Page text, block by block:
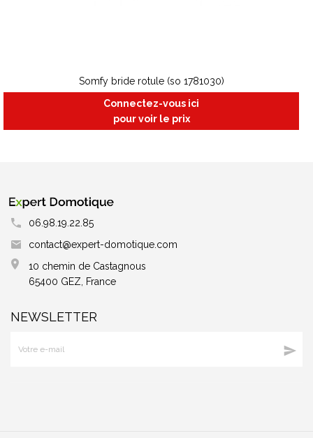
Somfy bride rotule (so 1781030)
Connectez-vous ici
pour voir le prix
06.98.19.22.85
contact@expert-domotique.com
10 chemin de Castagnous
65400 GEZ, France
NEWSLETTER
